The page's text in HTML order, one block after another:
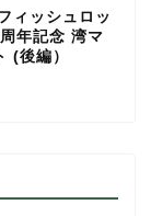
ィッシュロッ
年記念 湾マ
(後編）